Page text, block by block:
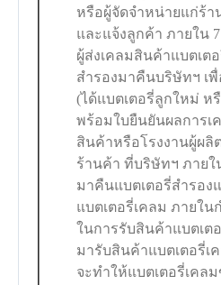
หรือผู้จัดจำหน่ายแก่ร้
และแจ้งลูกค้า ภายใน
ผู้ส่งเคลมสินค้าแบตเต
สำรองมาคืนบริษัทฯ เ
(ได้แบตเตอรี่ลูกใหม่ ห
พร้อมใบยืนยันผลการเ
สินค้าหรือโรงงานผู้ผลิ
ร้านค้า ที่บริษัทฯ ภายใ
มาคืนแบตเตอรี่สำรอง
แบตเตอรี่เคลม ภายใ
ในการรับสินค้าแบตเต
มารับสินค้าแบตเตอรี่เ
จะทำให้แบตเตอรี่เคล